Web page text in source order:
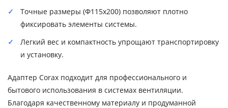
Точные размеры (Ф115х200) позволяют плотно
фиксировать элементы системы.
Легкий вес и компактность упрощают транспортировку
и установку.
Адаптер Corax подходит для профессионального и
бытового использования в системах вентиляции.
Благодаря качественному материалу и продуманной